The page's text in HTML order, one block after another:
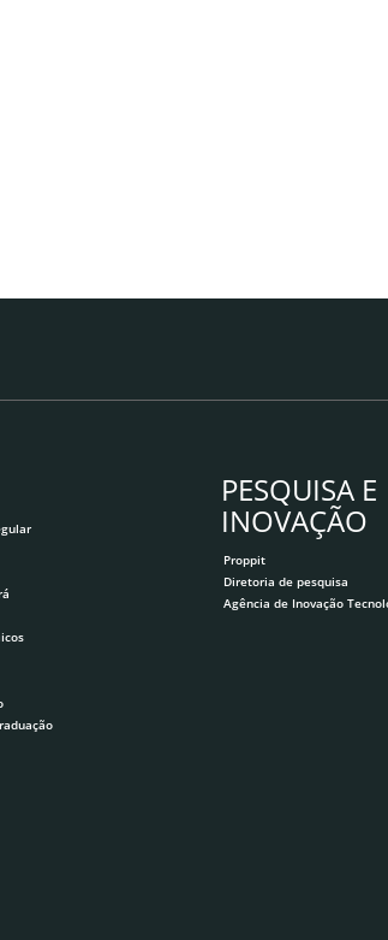
PESQUISA E
INOVAÇÃO
Proppit
Diretoria de pesquisa
Agência de Inovação